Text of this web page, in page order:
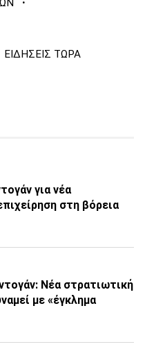
ΕΙΔΗΣΕΙΣ ΤΩΡΑ
για νέα
στη βόρεια
Nέα στρατιωτική
με «έγκλημα